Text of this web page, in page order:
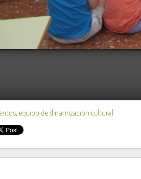
, equipo de dinamización cultural